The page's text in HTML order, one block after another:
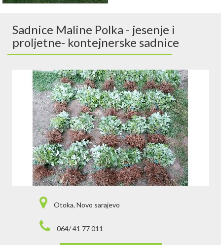
Sadnice Maline Polka - jesenje i
proljetne- kontejnerske sadnice
Otoka, Novo sarajevo
064/ 41 77 011